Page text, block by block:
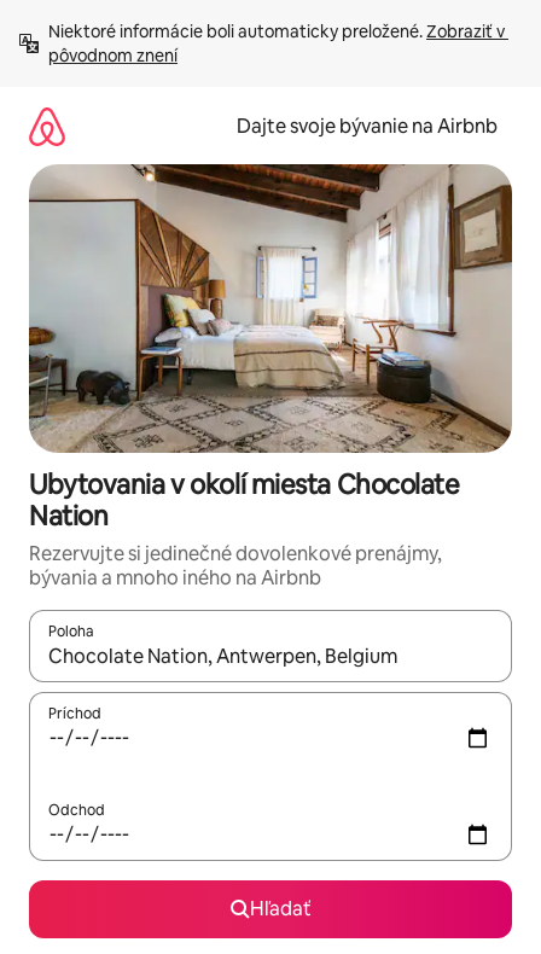
obsah.
Niektoré informácie boli automaticky preložené. Zobraziť v
pôvodnom znení
Dajte svoje bývanie na Airbnb
Ubytovania v okolí miesta Chocolate
Nation
Rezervujte si jedinečné dovolenkové prenájmy,
bývania a mnoho iného na Airbnb
Poloha
Keď budú výsledky k dispozícii, môžete si ich prechádzať
Príchod
Odchod
Hľadať